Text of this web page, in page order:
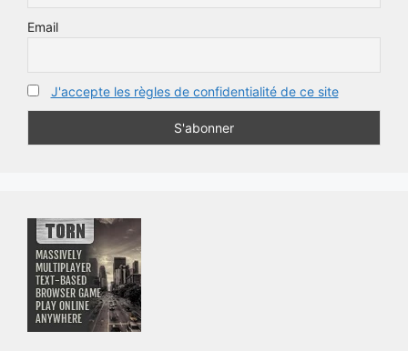
Email
J'accepte les règles de confidentialité de ce site